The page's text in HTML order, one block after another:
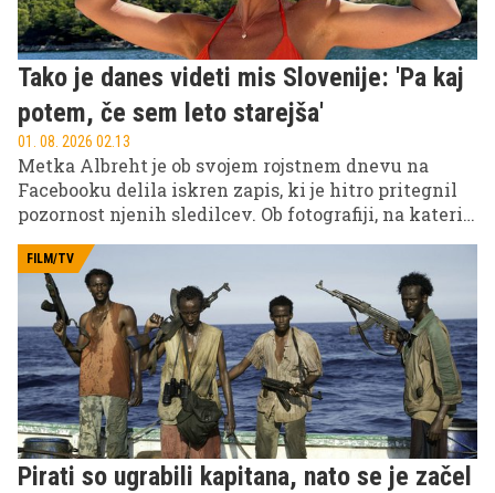
Tako je danes videti mis Slovenije: 'Pa kaj
potem, če sem leto starejša'
01. 08. 2026 02.13
Metka Albreht je ob svojem rojstnem dnevu na
Facebooku delila iskren zapis, ki je hitro pritegnil
pozornost njenih sledilcev. Ob fotografiji, na kateri
življenju, je nekdanja mis Slovenije razkrila svoj
pogled na leta, srečo in ljudi, ki ji največ pomenijo.
FILM/TV
Pirati so ugrabili kapitana, nato se je začel